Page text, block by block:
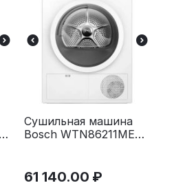
Сушильная машина
Bosch WTN86211ME
61 140.00 ₽